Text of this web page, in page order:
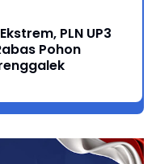
PLN UP3
Pohon